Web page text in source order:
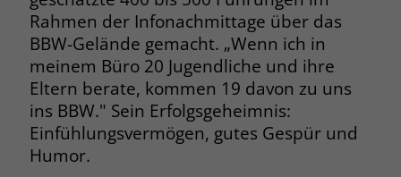
Rahmen der Infonachmittage über das
BBW-Gelände gemacht. „Wenn ich in
meinem Büro 20 Jugendliche und ihre
Eltern berate, kommen 19 davon zu uns
ins BBW." Sein Erfolgsgeheimnis:
Einfühlungsvermögen, gutes Gespür und
Humor.
welche Werbeanzeige geklickt wurde,
sodass erzielte Erfolge wie z.B.
Bestellungen oder Kontaktanfragen der
Anzeige zugewiesen werden können.
Name
Anbieter